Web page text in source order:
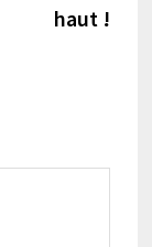
haut !